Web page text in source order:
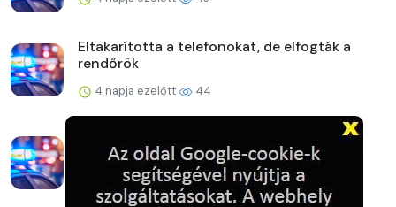
Eltakarította a telefonokat, de elfogták a
rendőrök
4 napja ezelőtt 44
rendezvényei
4 napja ezelőtt 43